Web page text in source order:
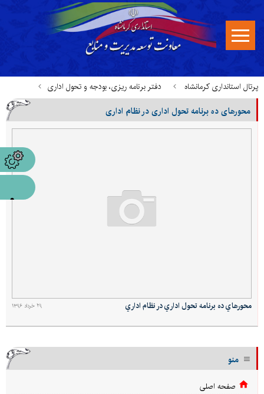
پرتال استانداری کرمانشاه دفتر برنامه ریزی، بودجه و تحول اداری
قوانین، آیین نامه ها و بخشنامه ها
محورهای ده برنامه تحول اداری در نظام اداری
۲۹ خرداد ۱۳۹۶ محورهاي ده برنامه تحول اداري در نظام اداري
منو
صفحه اصلی